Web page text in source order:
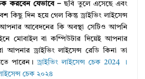
করবেন যেভাবে – ছবি তুলে এসেছে এবং
কিছু দিন হয়ে গেল কিন্তু ড্রাইভিং লাইসেন্স
আবেদনের কি অবস্থা সেটিও আপনি
মোবাইল বা কম্পিউটার দিয়েই আপনার
আপনার ড্রাইভিং লাইসেন্স রেডি কিনা তা
পারেন।ড্রাইভিং লাইসেন্স চেক 2024 ।
চেক ২০২৪